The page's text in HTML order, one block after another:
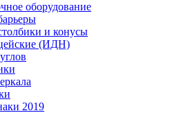
оборудование
и конусы
(ИДН)
2019